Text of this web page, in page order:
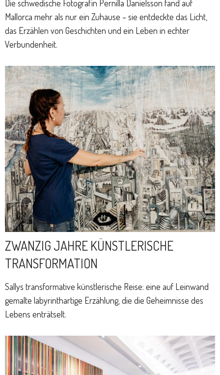
Die schwedische Fotografin Pernilla Danielsson fand auf
Mallorca mehr als nur ein Zuhause – sie entdeckte das Licht,
das Erzählen von Geschichten und ein Leben in echter
Verbundenheit.
ZWANZIG JAHRE KÜNSTLERISCHE
TRANSFORMATION
Sallys transformative künstlerische Reise: eine auf Leinwand
gemalte labyrinthartige Erzählung, die die Geheimnisse des
Lebens enträtselt.